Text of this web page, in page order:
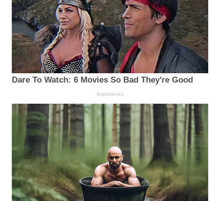
Dare To Watch: 6 Movies So Bad They're Good
Brainberries